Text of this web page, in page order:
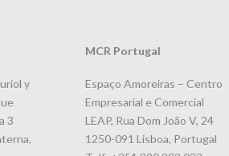
y
3
MCR Portugal
Espaço Amoreiras – Centro
Empresarial e Comercial
LEAP, Rua Dom João V, 24
1250-091 Lisboa, Portugal